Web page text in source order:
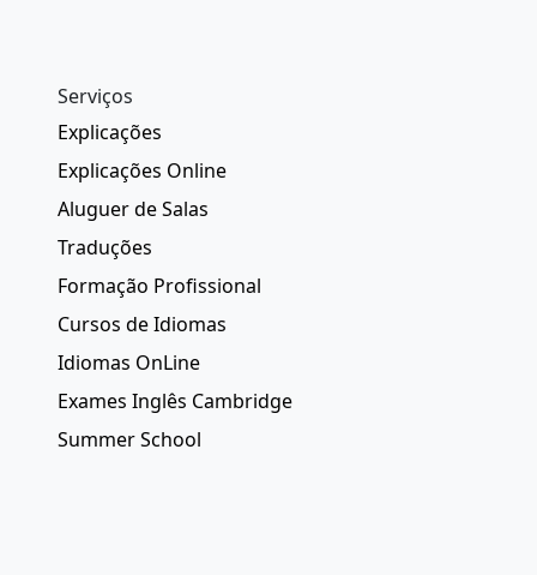
Serviços
Explicações
Explicações Online
Aluguer de Salas
Traduções
Formação Profissional
Cursos de Idiomas
Idiomas OnLine
Exames Inglês Cambridge
Summer School